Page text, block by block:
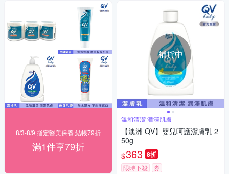
8/3-8/9 指定醫美保養 結帳79折
滿1件享79折
補貨中
溫和清潔 潤澤肌膚
【澳洲 QV】嬰兒呵護潔膚乳 2
50g
$363 8折
限時下殺 券